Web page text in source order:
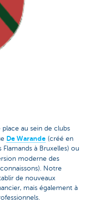
au sein de clubs
De Warande (créé en
à Bruxelles) ou
moderne des
Notre
de nouveaux
mais également à